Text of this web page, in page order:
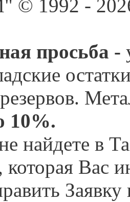
1992 -
просьба -
10%.
найдете в
Вас